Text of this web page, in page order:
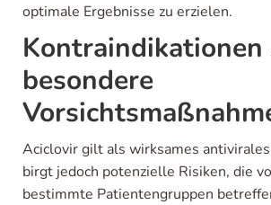
optimale Ergebnisse zu erzielen.
Kontraindikationen
besondere
Aciclovir gilt als wirksames
birgt jedoch potenzielle Risiken, die
bestimmte Patientengruppen